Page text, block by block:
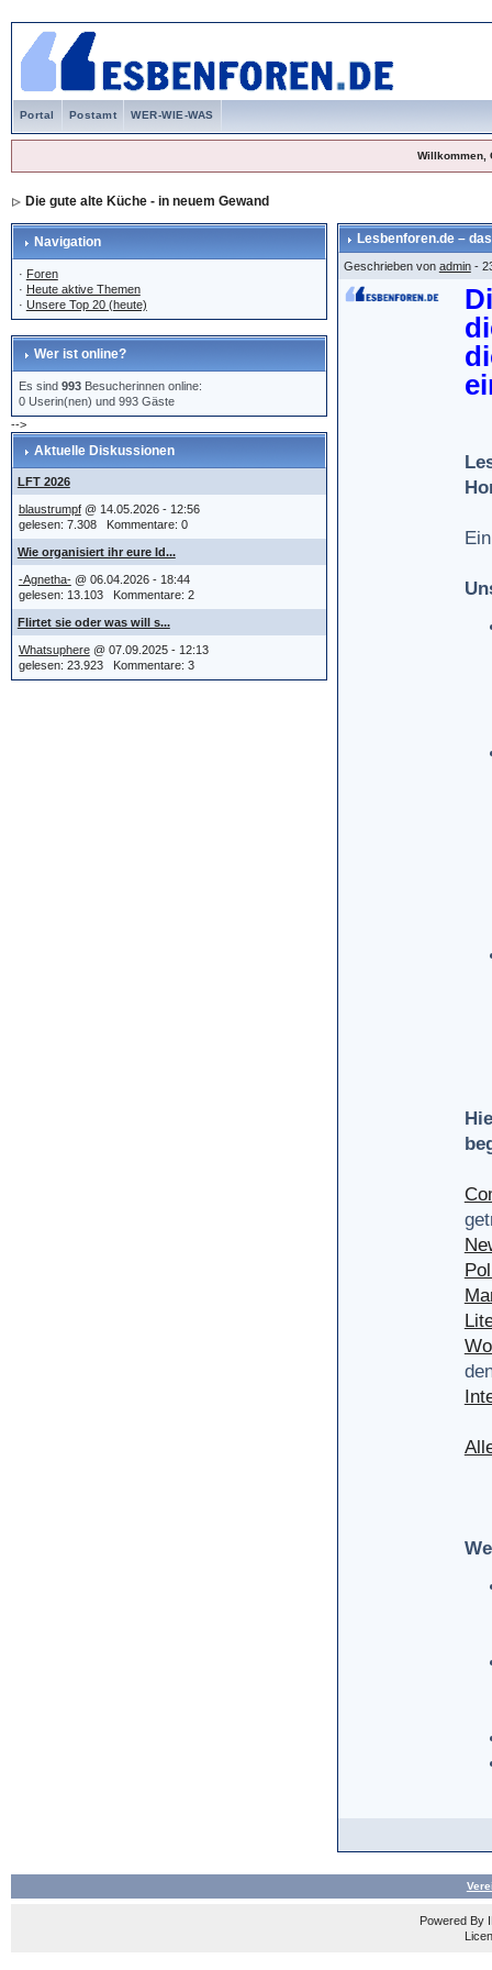
Portal Postamt WER-WIE-WAS
Willkommen,
Die gute alte Küche - in neuem Gewand
Navigation
· Foren
· Heute aktive Themen
· Unsere Top 20 (heute)
Wer ist online?
Es sind 993Besucherinnen online:
0 Userin(nen) und 993 Gäste
-->
Aktuelle Diskussionen
LFT 2026
blaustrumpf@ 14.05.2026 - 12:56
gelesen: 7.308 Kommentare: 0
Wie organisiert ihr eure Id...
-Agnetha-@ 06.04.2026 - 18:44
gelesen: 13.103 Kommentare: 2
Flirtet sie oder was will s...
Whatsuphere@ 07.09.2025 - 12:13
gelesen: 23.923 Kommentare: 3
Lesbenforen.de –
Geschrieben von admin-
Powered By